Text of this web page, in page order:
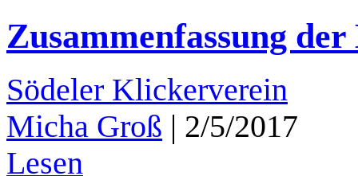
Zusammenfassung
Södeler Klickerverein
Micha Groß | 2/5/2017
Lesen